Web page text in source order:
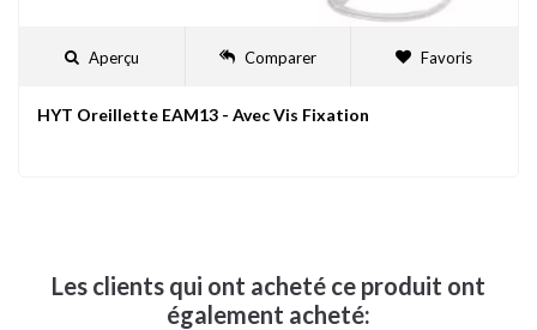
Aperçu Comparer Favoris
HYT Oreillette EAM13 - Avec Vis Fixation
Les clients qui ont acheté ce produit ont
également acheté: